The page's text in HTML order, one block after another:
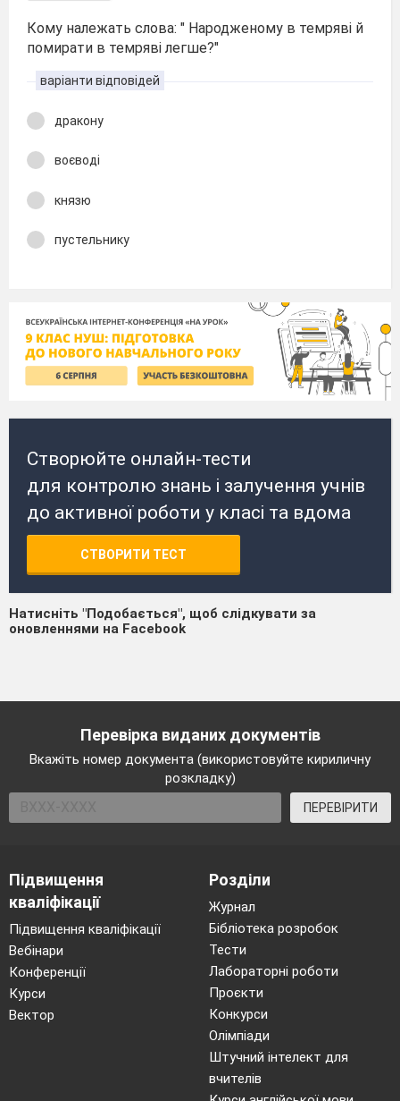
Кому належать слова: " Народженому в темряві й
помирати в темряві легше?"
варіанти відповідей
дракону
воєводі
князю
пустельнику
Створюйте онлайн-тести
для контролю знань і залучення учнів
до активної роботи у класі та вдома
СТВОРИТИ ТЕСТ
Натисніть "Подобається", щоб слідкувати за
оновленнями на Facebook
Перевірка виданих документів
Вкажіть номер документа (використовуйте кириличну
розкладку)
ПЕРЕВІРИТИ
Підвищення
кваліфікації
Підвищення кваліфікації
Вебінари
Конференції
Курси
Вектор
Розділи
Журнал
Бібліотека розробок
Тести
Лабораторні роботи
Проєкти
Конкурси
Олімпіади
Штучний інтелект для
вчителів